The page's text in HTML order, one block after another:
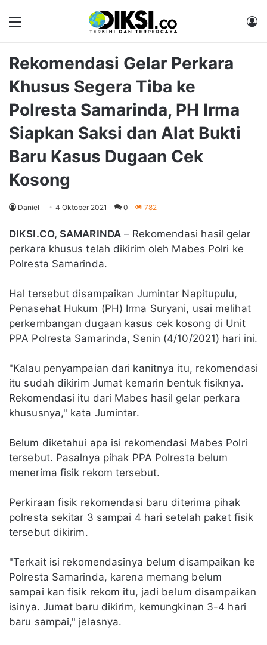
Rekomendasi Gelar Perkara
Khusus Segera Tiba ke
Polresta Samarinda, PH Irma
Siapkan Saksi dan Alat Bukti
Baru Kasus Dugaan Cek
Kosong
Daniel 4 Oktober 2021 0 782
DIKSI.CO, SAMARINDA– Rekomendasi hasil gelar
perkara khusus telah dikirim oleh Mabes Polri ke
Polresta Samarinda.
Hal tersebut disampaikan Jumintar Napitupulu,
Penasehat Hukum (PH) Irma Suryani, usai melihat
perkembangan dugaan kasus cek kosong di Unit
PPA Polresta Samarinda, Senin (4/10/2021) hari ini.
"Kalau penyampaian dari kanitnya itu, rekomendasi
itu sudah dikirim Jumat kemarin bentuk fisiknya.
Rekomendasi itu dari Mabes hasil gelar perkara
khususnya," kata Jumintar.
Belum diketahui apa isi rekomendasi Mabes Polri
tersebut. Pasalnya pihak PPA Polresta belum
menerima fisik rekom tersebut.
Perkiraan fisik rekomendasi baru diterima pihak
polresta sekitar 3 sampai 4 hari setelah paket fisik
tersebut dikirim.
"Terkait isi rekomendasinya belum disampaikan ke
Polresta Samarinda, karena memang belum
sampai kan fisik rekom itu, jadi belum disampaikan
isinya. Jumat baru dikirim, kemungkinan 3-4 hari
baru sampai," jelasnya.